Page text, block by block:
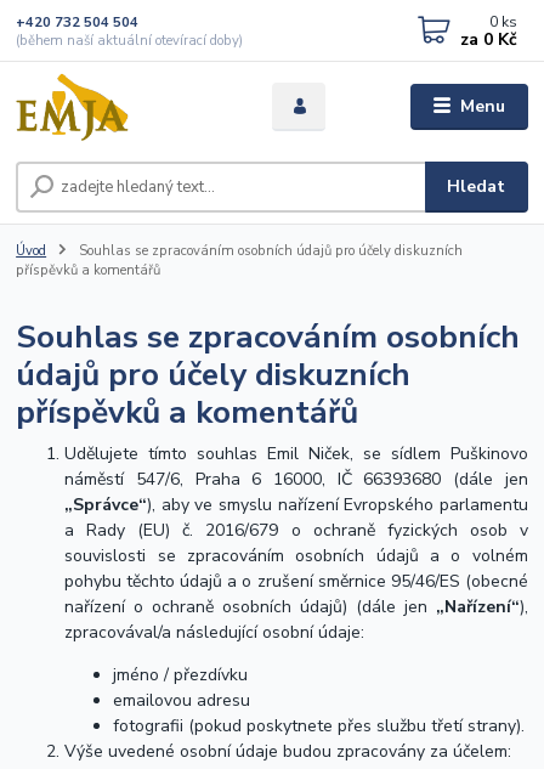
Menu
Hledat
+420 732 504 504
(během naší aktuální otevírací doby)
0 ks
za 0 Kč
Úvod
Souhlas se zpracováním osobních údajů pro účely diskuzních
příspěvků a komentářů
Souhlas se zpracováním osobních
údajů pro účely diskuzních
příspěvků a komentářů
Udělujete tímto souhlas Emil Niček, se sídlem Puškinovo
náměstí 547/6, Praha 6 16000, IČ 66393680 (dále jen
„Správce“), aby ve smyslu nařízení Evropského parlamentu
a Rady (EU) č. 2016/679 o ochraně fyzických osob v
souvislosti se zpracováním osobních údajů a o volném
pohybu těchto údajů a o zrušení směrnice 95/46/ES (obecné
nařízení o ochraně osobních údajů) (dále jen „Nařízení“),
zpracovával/a následující osobní údaje:
jméno / přezdívku
emailovou adresu
fotografii (pokud poskytnete přes službu třetí strany).
Výše uvedené osobní údaje budou zpracovány za účelem: